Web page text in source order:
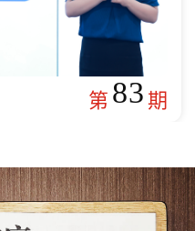
第83期